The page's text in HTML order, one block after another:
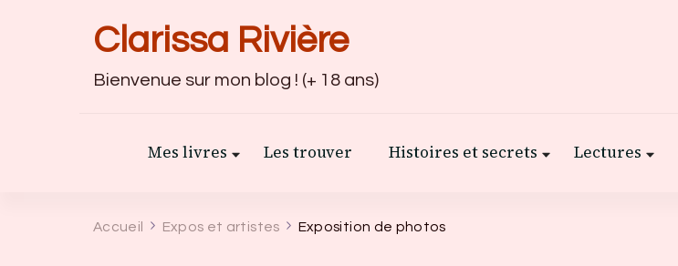
Clarissa Rivière
Bienvenue sur mon blog ! (+ 18 ans)
Mes livres Les trouver Histoires et secrets Lectures
Accueil Expos et artistes Exposition de photos